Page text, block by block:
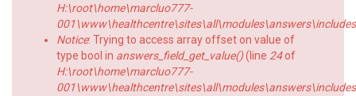
H:\root\home\marcluo777-
Notice: Trying to access array offset on value of
type bool in answers_field_get_value()(line 24of
H:\root\home\marcluo777-